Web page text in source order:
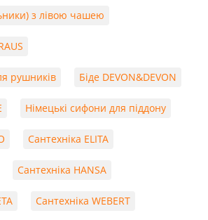
з лівою чашею
рушників Біде DEVON&DEVON
Німецькі сифони для піддону
Сантехніка ELITA
Сантехніка HANSA
Сантехніка WEBERT